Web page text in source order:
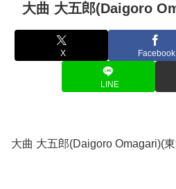
大曲 大五郎(Daigoro
X Facebook
LINE
大曲 大五郎(Daigoro Omagari)(